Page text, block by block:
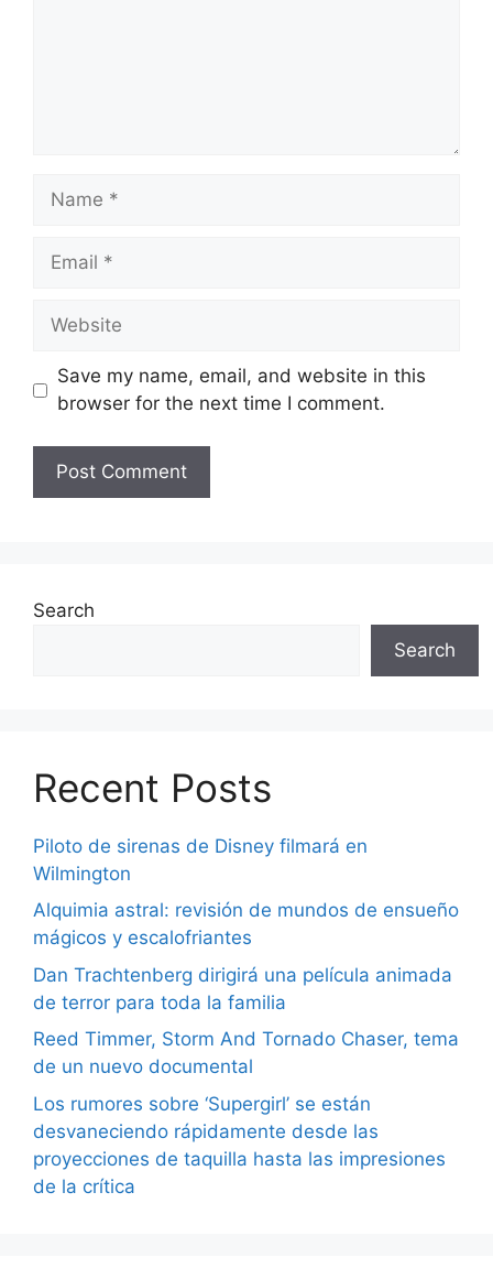
Name
Email
Website
Save my name, email, and website in this
browser for the next time I comment.
Search
Search
Recent Posts
Piloto de sirenas de Disney filmará en
Wilmington
Alquimia astral: revisión de mundos de ensueño
mágicos y escalofriantes
Dan Trachtenberg dirigirá una película animada
de terror para toda la familia
Reed Timmer, Storm And Tornado Chaser, tema
de un nuevo documental
Los rumores sobre ‘Supergirl’ se están
desvaneciendo rápidamente desde las
proyecciones de taquilla hasta las impresiones
de la crítica